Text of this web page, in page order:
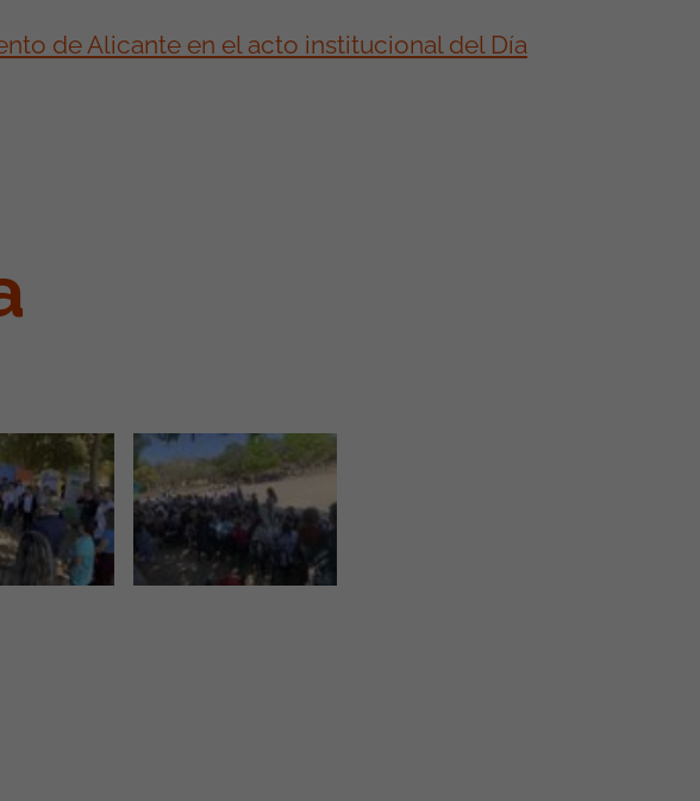
de Alicante en el acto institucional del Día